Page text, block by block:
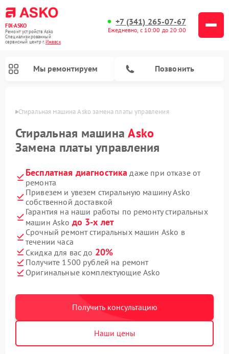
FIX-ASKO
Ремонт устройств Asko
Специализированный
cервисный центр г.Ижевск
+7 (341) 265-07-67
Ежедневно, с 10:00 до 20:00
Мы ремонтируем Позвонить
Стиральная машина Asko замена платы управления
Стиральная машинаAsko
Замена платы управления
Бесплатная диагностика даже при отказе от
ремонта
Привезем и увезем стиральную машину Asko
собственной доставкой
Гарантия на наши работы по ремонту стиральных
машин Asko до 3-х лет
Срочный ремонт стиральных машин Asko в
течении часа
Скидка для вас до 20%
Получите 1500 рублей на ремонт
Оригинальные комплектующие Asko
Получить консультацию
Наши цены